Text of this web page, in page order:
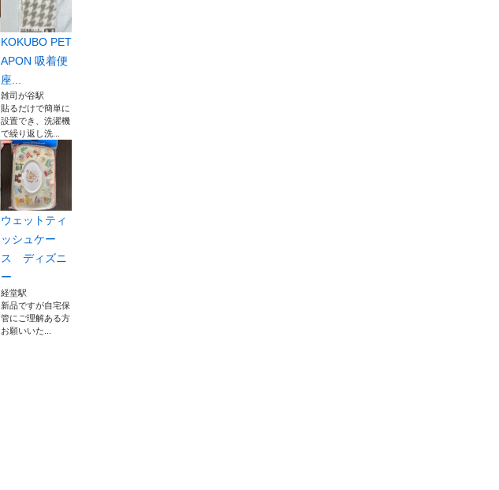
KOKUBO PET
APON 吸着便
座...
雑司が谷駅
貼るだけで簡単に
設置でき、洗濯機
で繰り返し洗...
ウェットティ
ッシュケー
ス ディズニ
ー
経堂駅
新品ですが自宅保
管にご理解ある方
お願いいた...